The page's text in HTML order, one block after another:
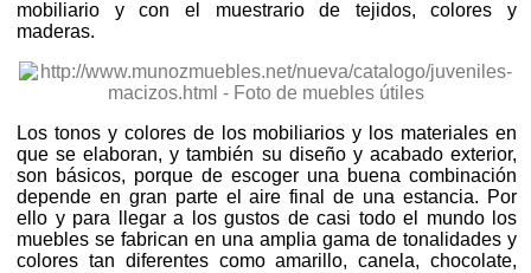
mobiliario y con el muestrario de tejidos, colores y
maderas.
Los tonos y colores de los mobiliarios y los materiales en
que se elaboran, y también su diseño y acabado exterior,
son básicos, porque de escoger una buena combinación
depende en gran parte el aire final de una estancia. Por
ello y para llegar a los gustos de casi todo el mundo los
muebles se fabrican en una amplia gama de tonalidades y
colores tan diferentes como amarillo, canela, chocolate,